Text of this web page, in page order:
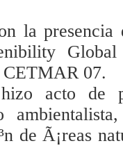
la
CETMAR 07.
acto de
de Ã¡reas